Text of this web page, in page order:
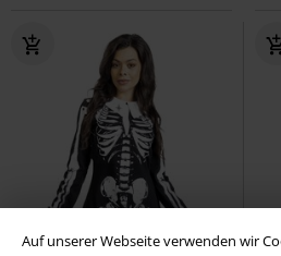
Auf unserer Webseite verwenden wir